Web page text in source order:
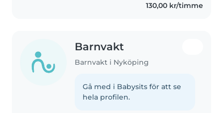
130,00 kr/timme
Barnvakt
Barnvakt i Nyköping
Gå med i Babysits för att se
hela profilen.